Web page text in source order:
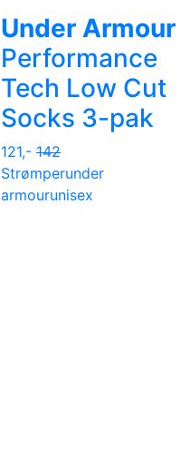
Under Armour
Performance
Tech Low Cut
Socks 3-pak
121,- 142
Strømperunder
armourunisex